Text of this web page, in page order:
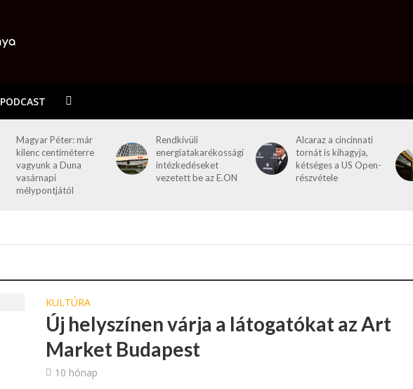
PODCAST
Magyar Péter: már
kilenc centiméterre
vagyunk a Duna
vasárnapi
mélypontjától
Rendkívüli
energiatakarékossági
intézkedéseket
vezetett be az E.ON
Alcaraz a cincinnati
tornát is kihagyja,
kétséges a US Open-
részvétele
KULTÚRA
Új helyszínen várja a látogatókat az Art
Market Budapest
10 hónap